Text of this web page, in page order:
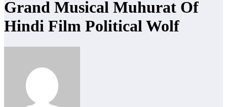
Grand Musical Muhurat Of
Hindi Film Political Wolf